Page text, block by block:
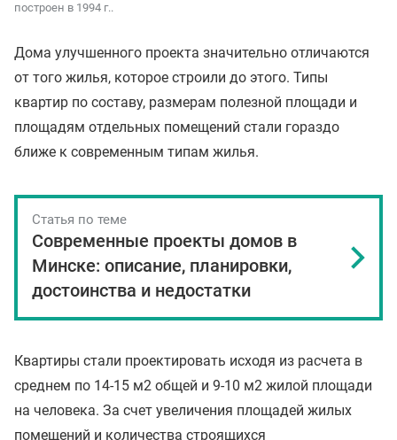
построен в 1994 г..
Дома улучшенного проекта значительно отличаются
от того жилья, которое строили до этого. Типы
квартир по составу, размерам полезной площади и
площадям отдельных помещений стали гораздо
ближе к современным типам жилья.
Статья по теме
Современные проекты домов в
Минске: описание, планировки,
достоинства и недостатки
Квартиры стали проектировать исходя из расчета в
среднем по 14-15 м2 общей и 9-10 м2 жилой площади
на человека. За счет увеличения площадей жилых
помещений и количества строящихся